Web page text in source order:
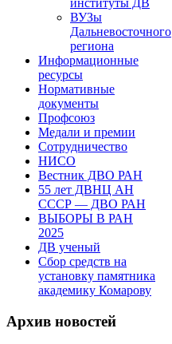
институты ДВ
ВУЗы
Дальневосточного
региона
Информационные
ресурсы
Нормативные
документы
Профсоюз
Медали и премии
Сотрудничество
НИСО
Вестник ДВО РАН
55 лет ДВНЦ АН
СССР — ДВО РАН
ВЫБОРЫ В РАН
2025
ДВ ученый
Сбор средств на
установку памятника
академику Комарову
Архив новостей